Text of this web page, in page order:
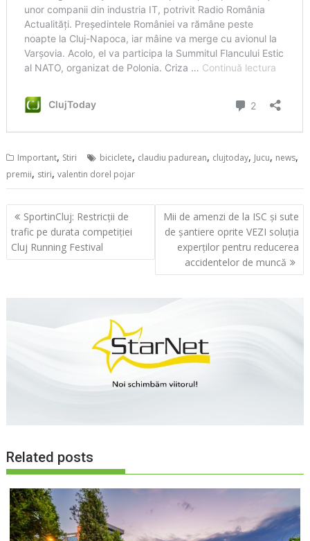
Important, Stiri biciclete, claudiu padurean, clujtoday, Jucu, news,
premii, stiri,valentin dorel pojar
Navigare
în
articole
SportinCluj: Restricții de
trafic pe durata competiției
Cluj Running Festival
Mii de amenzi de la ISC și sute
de șantiere oprite VEZI soluția
experților pentru reducerea
accidentelor de muncă
Related posts